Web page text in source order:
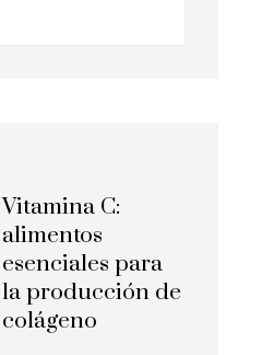
Vitamina C:
alimentos
esenciales para
la producción de
colágeno